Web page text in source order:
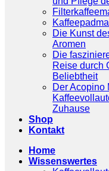
Die Kunst
Aromen
Die
Reise durch
Beliebtheit
Der Acopino
Zuhause
Shop
Kontakt
Home
Wissenswertes